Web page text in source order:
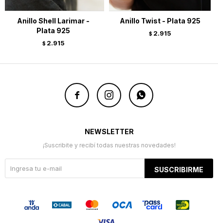
Anillo Shell Larimar -
Plata 925
$ 2.915
Anillo Twist - Plata 925
$ 2.915
  
NEWSLETTER
¡Suscribite y recibí todas nuestras novedades!
SUSCRIBIRME